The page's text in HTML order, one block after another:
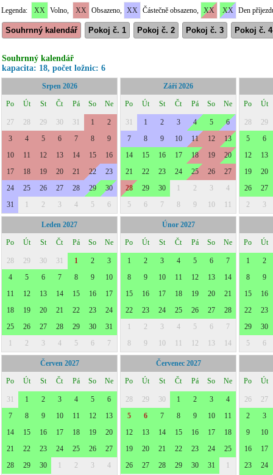
Legenda: XX Volno, XX Obsazeno, XX Částečně obsazeno, XX XX Den
Souhrnný kalendář Pokoj č. 1 Pokoj č. 2 Pokoj č. 3 Pokoj č. 4
Souhrnný kalendář
kapacita: 18, počet ložnic: 6
Srpen 2026
Po Út St Čt Pá So Ne
27 28 29 30 31 1
2
3
4 5 6 7 8
9
10
11 12 13 14 15
16
17
18 19 20 21 22
23
24
25 26 27 28 29
30
31
1 2 3 4 5 6
Září 2026
Po Út St Čt Pá So Ne
31 1 2 3 4 5
6
7
8 9 10 11 12
13
14
15 16 17 18 19
20
21
22 23 24 25 26
27
28
29 30 1 2 3
4
5
6 7 8 9 10 11
Po Út
28
29
5
6
12
13
19
20
26
27
2
3
Leden 2027
Po Út St Čt Pá So Ne
28 29 30 31 1 2
3
4
5 6 7 8 9
10
11
12 13 14 15 16
17
18
19 20 21 22 23
24
25
26 27 28 29 30
31
1
2 3 4 5 6 7
Únor 2027
Po Út St Čt Pá So Ne
1 2 3 4 5 6
7
8
9 10 11 12 13
14
15
16 17 18 19 20
21
22
23 24 25 26 27
28
1
2 3 4 5 6
7
8
9 10 11 12 13 14
Po Út
1
2
8
9
15
16
22
23
29
30
5
6
Červen 2027
Po Út St Čt Pá So Ne
31 1 2 3 4 5
6
7
8 9 10 11 12
13
14
15 16 17 18 19
20
21
22 23 24 25 26
27
28
29 30 1 2 3
4
Červenec 2027
Po Út St Čt Pá So Ne
28 29 30 1 2 3
4
5
6 7 8 9 10
11
12
13 14 15 16 17
18
19
20 21 22 23 24
25
26
27 28 29 30 31
1
Po Út
26
27
2
3
9
10
16
17
23
24